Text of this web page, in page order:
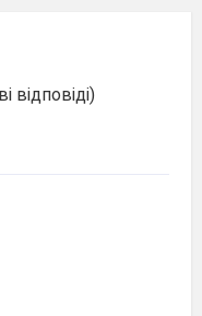
відповіді)